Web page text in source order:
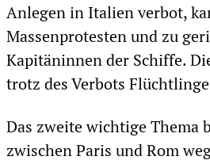
Anlegen in Italien verbot,
Massenprotesten und zu
Kapitäninnen der Schiffe.
trotz des Verbots
Das zweite wichtige Thema
zwischen Paris und Rom